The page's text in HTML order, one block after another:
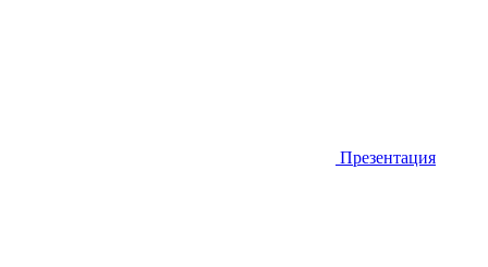
Презентация